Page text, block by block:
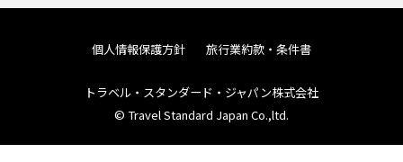
個人情報保護方針 旅行業約款・条件書
トラベル・スタンダード・ジャパン株式会社
© Travel Standard Japan Co.,ltd.